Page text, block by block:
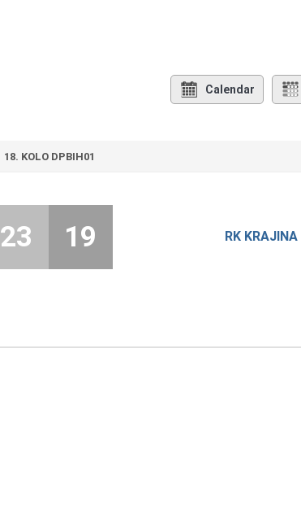
Calendar
18. KOLO DPBIH01
RK KRAJINA
23 19